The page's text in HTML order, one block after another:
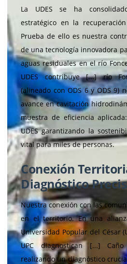
La UDES se ha
estratégico en la
Prueba de ello es nuestra
de una tecnología innovadora
aguas residuales en el río
UDES contribuye [...] río
(alineado con ODS 6 y ODS 9)
avance en cavitación
muestra de eficiencia
UDES garantizando la
vital para miles de personas.
Conexión
Diagnóstico
Nuestra conexión con las
en el territorio. En una
Universidad Popular del César
UPC diagnostican [...]
realizando un diagnóstico